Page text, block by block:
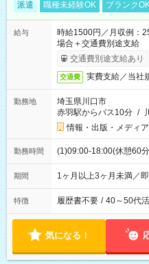
派遣 職種未経験OK ブランク
給与
時給1500円／月収例：
場合＋交通費別途支給
交通費別途支給あり
交通費 実費支給／当社
勤務地
埼玉県川口市
赤羽駅からバス10分 /
情報・出版・メディア
勤務時間 (1)09:00-18:00(休憩60
期間 1ヶ月以上3ヶ月未満／
特徴 履歴書不要 / 40～50代
気になる！